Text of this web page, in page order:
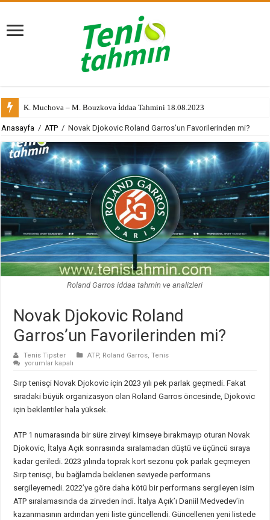
K. Muchova – M. Bouzkova İddaa Tahmini 18.08.2023
Anasayfa / ATP / Novak Djokovic Roland Garros’un Favorilerinden mi?
Roland Garros iddaa tahmin ve analizleri
Novak Djokovic Roland
Garros’un Favorilerinden mi?
Tenis Tipster ATP, Roland Garros,Tenis
Novak
Garros’un
Favorilerinden
mi?
için
yorumlar kapalı
Sırp tenisçi Novak Djokovic için 2023 yılı pek parlak geçmedi. Fakat
sıradaki büyük organizasyon olan Roland Garros öncesinde, Djokovic
için beklentiler hala yüksek.
ATP 1 numarasında bir süre zirveyi kimseye bırakmayıp oturan Novak
Djokovic, İtalya Açık sonrasında sıralamadan düştü ve üçüncü sıraya
kadar geriledi. 2023 yılında toprak kort sezonu çok parlak geçmeyen
Sırp tenisçi, bu bağlamda beklenen seviyede performans
sergileyemedi. 2022’ye göre daha kötü bir performans sergileyen isim
ATP sıralamasında da zirveden indi. İtalya Açık’ı Daniil Medvedev’in
kazanmasının ardından yeni liste güncellendi. Güncellenen yeni listede